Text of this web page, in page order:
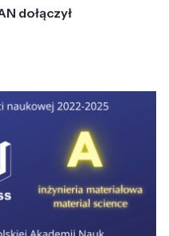
dołączył